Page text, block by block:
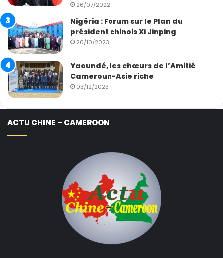
26/07/2022
Nigéria : Forum sur le Plan du
président chinois Xi Jinping
20/10/2023
Yaoundé, les chœurs de l’Amitié
Cameroun-Asie riche
03/12/2023
ACTU CHINE – CAMEROON